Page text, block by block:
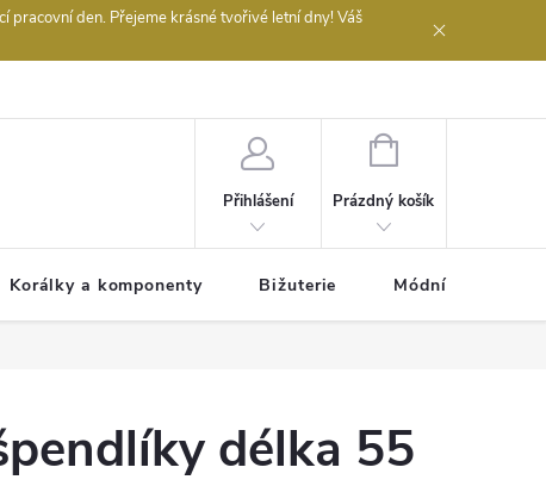
den. Přejeme krásné tvořivé letní dny! Váš
Přihlášení
NÁKUPNÍ
Prázdný košík
Korálky a komponenty Bižuterie Módní doplňky
délka 55